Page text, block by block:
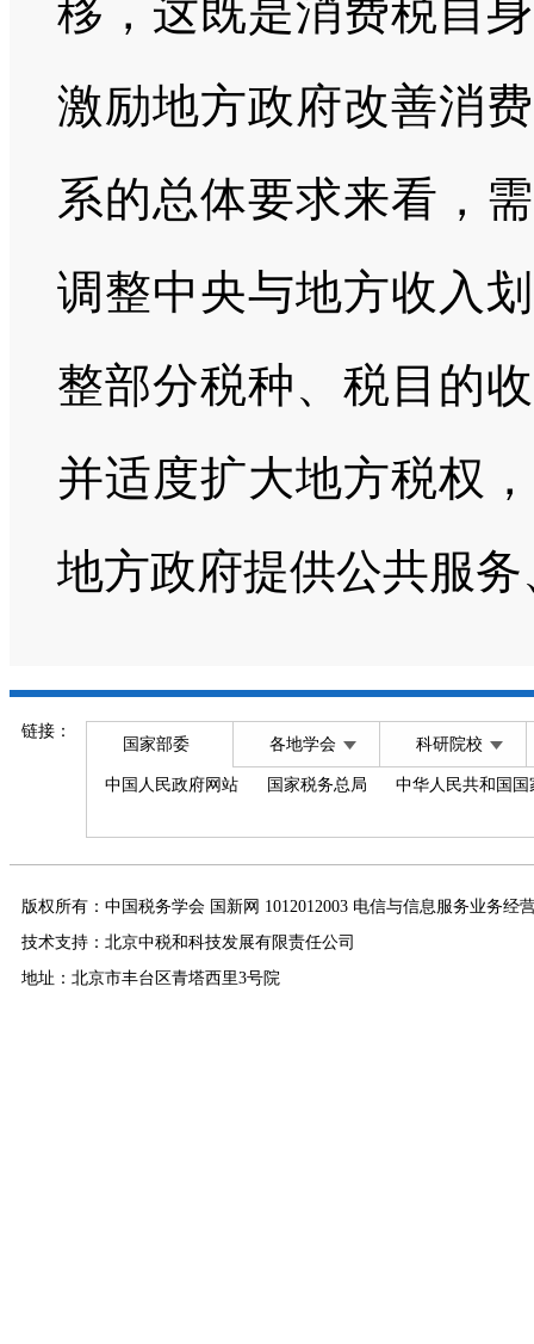
移，这既是消费税自
激励地方政府改善消
系的总体要求来看，
调整中央与地方收入
整部分税种、税目的
并适度扩大地方税权
地方政府提供公共服
链接：
国家部委 各地学会 科研院校
中国人民政府网站 国家税务总局 中华人民共和国
版权所有：中国税务学会 国新网 1012012003 电信与信息服务业务经
技术支持：北京中税和科技发展有限责任公司
地址：北京市丰台区青塔西里3号院